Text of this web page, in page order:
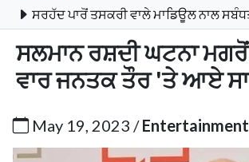
ਤਸਕਰੀ ਵਾਲੇ ਮਾਡਿਊਲ ਨਾਲ ਸਬੰਧਤ ਪੰਜ
ਸਲਮਾਨ ਰਸ਼ਦੀ ਘਟਨਾ ਮਗਰੋਂ
ਵਾਰ ਜਨਤਕ ਤੌਰ 'ਤੇ ਆਏ
May 19, 2023 /Entertainment